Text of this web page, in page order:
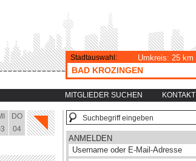
MITGLIEDER SUCHEN KONTAKT
Stadtauswahl: Umkreis: 25 km
BAD KROZINGEN
DO
04
ANMELDEN